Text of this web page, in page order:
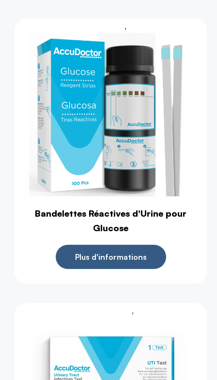
,
Bandelettes Réactives d'Urine pour
Glucose
Plus d'informations
,